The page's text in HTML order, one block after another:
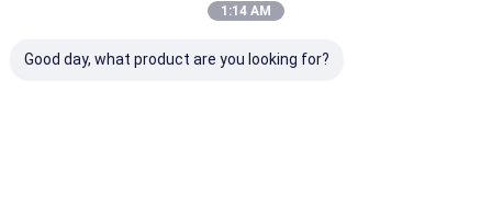
1:14 AM
Good day, what product are you looking for?